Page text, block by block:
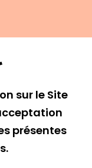
sur le Site
présentes